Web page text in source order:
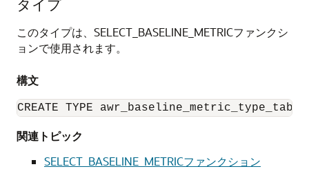
タイプ
このタイプは、SELECT_BASELINE_METRICファンクシ
ョンで使用されます。
構文
CREATE TYPE
関連トピック
SELECT_BASELINE_METRICファンクション